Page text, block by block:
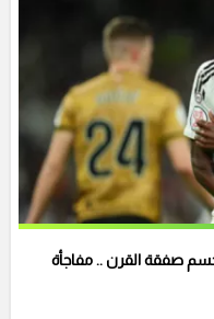
صفقة القرن .. مفاجأة